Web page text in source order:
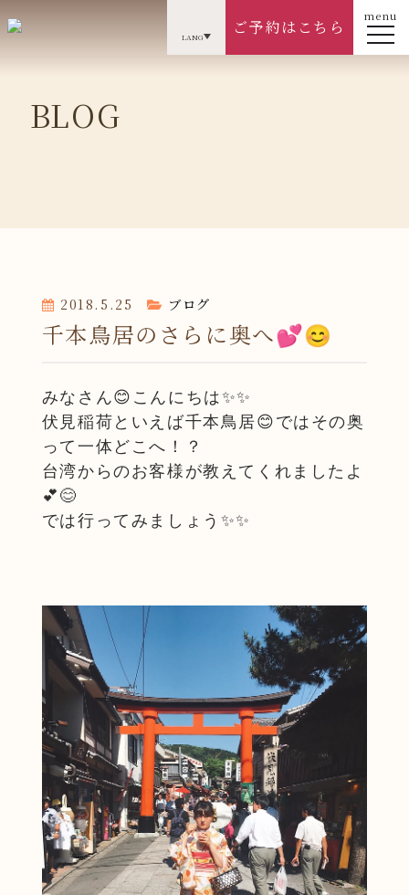
menu
ご予約はこちら
LANG
BLOG
2018.5.25 ブログ
千本鳥居のさらに奥へ💕😊
みなさん😊こんにちは✨✨
伏見稲荷といえば千本鳥居😊ではその奥
って一体どこへ！？
台湾からのお客様が教えてくれましたよ
💕😊
では行ってみましょう✨✨